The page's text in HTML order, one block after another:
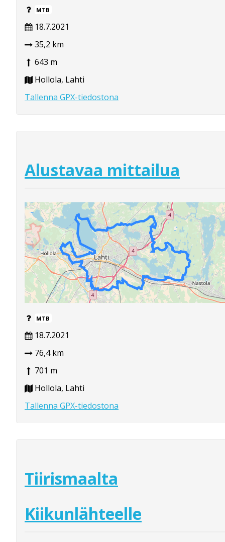
MTB
18.7.2021
35,2 km
643 m
Hollola, Lahti
Tallenna GPX-tiedostona
Alustavaa mittailua
MTB
18.7.2021
76,4 km
701 m
Hollola, Lahti
Tallenna GPX-tiedostona
Tiirismaalta
Kiikunlähteelle